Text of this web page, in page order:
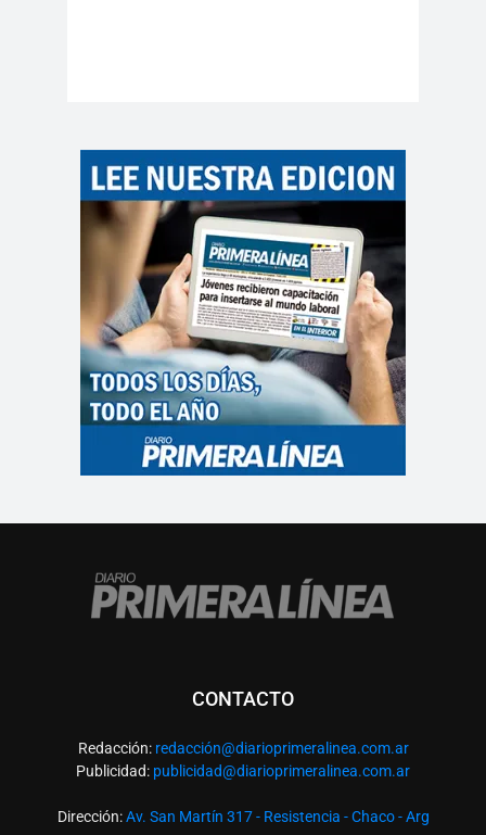
CONTACTO
Redacción: redacción@diarioprimeralinea.com.ar
Publicidad: publicidad@diarioprimeralinea.com.ar
Dirección:Av. San Martín 317 - Resistencia - Chaco - Arg